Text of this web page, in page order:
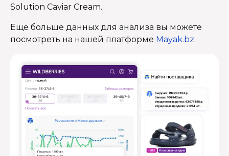
Solution Caviar Cream.
Еще больше данных для анализа вы можете
посмотреть на нашей платформе Mayak.bz.